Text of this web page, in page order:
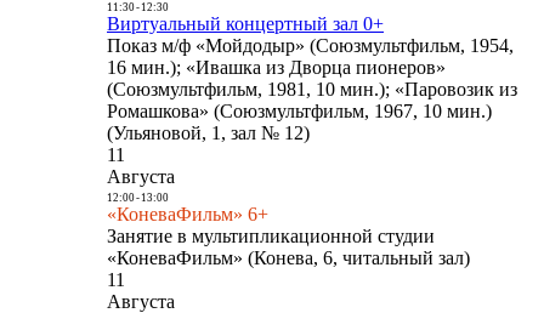
11:30- 12:30
Виртуальный концертный зал 0+
Показ м/ф «Мойдодыр» (Союзмультфильм, 1954,
16 мин.); «Ивашка из Дворца пионеров»
(Союзмультфильм, 1981, 10 мин.); «Паровозик из
Ромашкова» (Союзмультфильм, 1967, 10 мин.)
(Ульяновой, 1, зал № 12)
11
Августа
12:00- 13:00
«КоневаФильм» 6+
Занятие в мультипликационной студии
«КоневаФильм» (Конева, 6, читальный зал)
11
Августа